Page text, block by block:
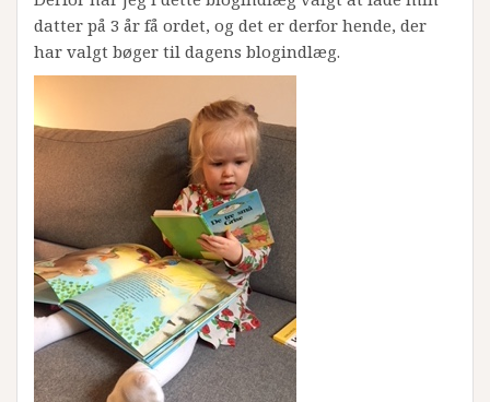
datter på 3 år få ordet, og det er derfor hende, der
har valgt bøger til dagens blogindlæg.